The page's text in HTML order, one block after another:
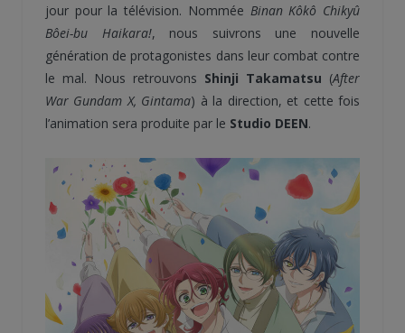
jour pour la télévision. Nommée Binan Kôkô Chikyû
Bôei-bu Haikara!, nous suivrons une nouvelle
génération de protagonistes dans leur combat contre
le mal. Nous retrouvons Shinji Takamatsu (After
War Gundam X, Gintama) à la direction, et cette fois
l’animation sera produite par le Studio DEEN.